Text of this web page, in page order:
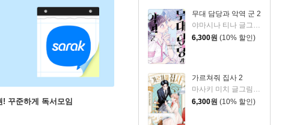
무대 담당과 악역 군 2
6,300원 (10% 할인)
가르쳐줘 집사 2
마사키 미치 글그림/김수연 역
6,300원 (10% 할인)
꾸준하게 독서모임